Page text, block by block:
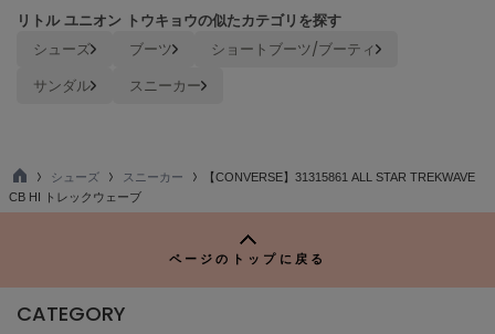
NIKE
null.
ヌル
リトル ユニオン トウキョウの似たカテゴリを探す
シューズ ブーツ
ショートブーツ/ブーティ
サンダル
スニーカー
TO
P
シューズ スニーカー
【CONVERSE】31315861 ALL STAR TREKWAVE
CB HI トレックウェーブ
ページのトップに戻る
CATEGORY